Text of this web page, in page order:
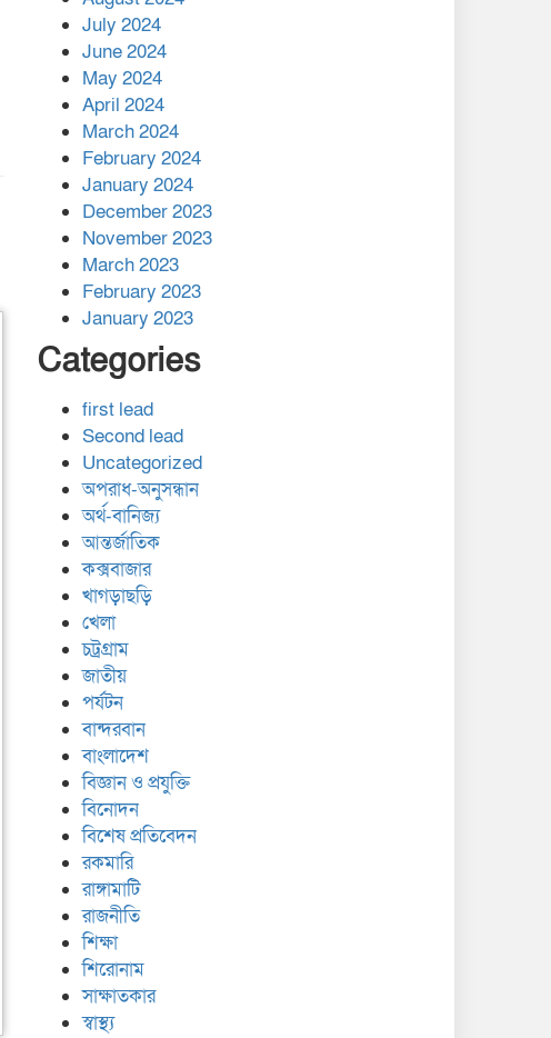
July 2024
June 2024
May 2024
April 2024
March 2024
February 2024
January 2024
December 2023
November 2023
March 2023
February 2023
January 2023
Categories
first lead
Second lead
Uncategorized
অপরাধ-অনুসন্ধান
অর্থ-বানিজ্য
আন্তর্জাতিক
কক্সবাজার
খাগড়াছড়ি
খেলা
চট্রগ্রাম
জাতীয়
পর্যটন
বান্দরবান
বাংলাদেশ
বিজ্ঞান ও প্রযুক্তি
বিনোদন
বিশেষ প্রতিবেদন
রকমারি
রাঙ্গামাটি
রাজনীতি
শিক্ষা
শিরোনাম
সাক্ষাতকার
স্বাস্থ্য